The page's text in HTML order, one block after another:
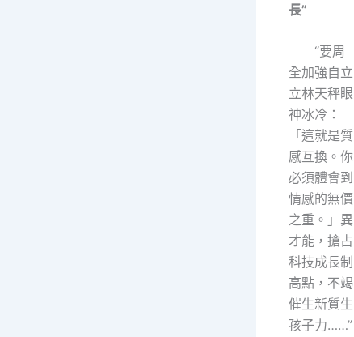
長”
“要周
全加強自立
立林天秤眼
神冰冷：
「這就是質
感互換。你
必須體會到
情感的無價
之重。」異
才能，搶占
科技成長制
高點，不竭
催生新質生
孩子力……”